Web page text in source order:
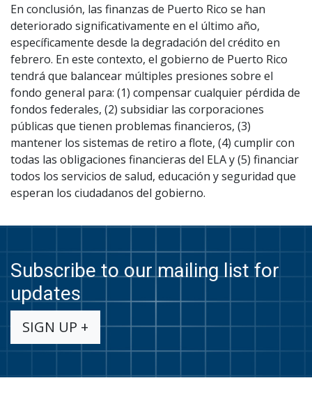
En conclusión, las finanzas de Puerto Rico se han
deteriorado significativamente en el último año,
específicamente desde la degradación del crédito en
febrero. En este contexto, el gobierno de Puerto Rico
tendrá que balancear múltiples presiones sobre el
fondo general para: (1) compensar cualquier pérdida de
fondos federales, (2) subsidiar las corporaciones
públicas que tienen problemas financieros, (3)
mantener los sistemas de retiro a flote, (4) cumplir con
todas las obligaciones financieras del ELA y (5) financiar
todos los servicios de salud, educación y seguridad que
esperan los ciudadanos del gobierno.
Subscribe to our mailing list for
updates
SIGN UP +